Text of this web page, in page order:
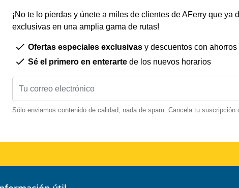
¡No te lo pierdas y únete a miles de clientes de AFerry que ya
exclusivas en una amplia gama de rutas!
Ofertas especiales exclusivas y descuentos con
Sé el primero en enterarte de los nuevos horarios
Sólo enviamos contenido de calidad, nada de spam. Cancela tu suscripción